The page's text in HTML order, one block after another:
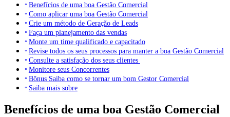
Benefícios de uma boa Gestão Comercial
Como aplicar uma boa Gestão Comercial
Crie um método de Geração de Leads
Faça um planejamento das vendas
Monte um time qualificado e capacitado
Revise todos os seus processos para manter a boa Gestão Comercial
Consulte a satisfação dos seus clientes
Monitore seus Concorrentes
Bônus Saiba como se tornar um bom Gestor Comercial
Saiba mais sobre
Benefícios de uma boa Gestão Comercial